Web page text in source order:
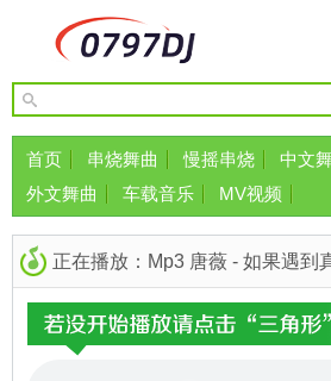
首页 串烧舞曲 慢摇串烧 中文
外文舞曲
车载音乐 MV视频